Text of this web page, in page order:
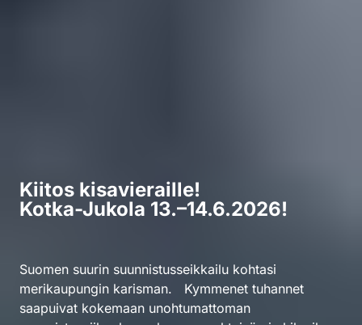
Kiitos kisavieraille!
Kotka-Jukola 13.–
Suomen suurin suunnistusseikkailu kohtaa
merikaupungin karisman. Liity kymmenien
Kiitos kisavieraille!
Kotka-Jukola 13.–14.6.2026!
Suomen suurin suunnistusseikkailu kohtasi
merikaupungin karisman. Kymmenet tuhannet
saapuivat kokemaan unohtumattoman